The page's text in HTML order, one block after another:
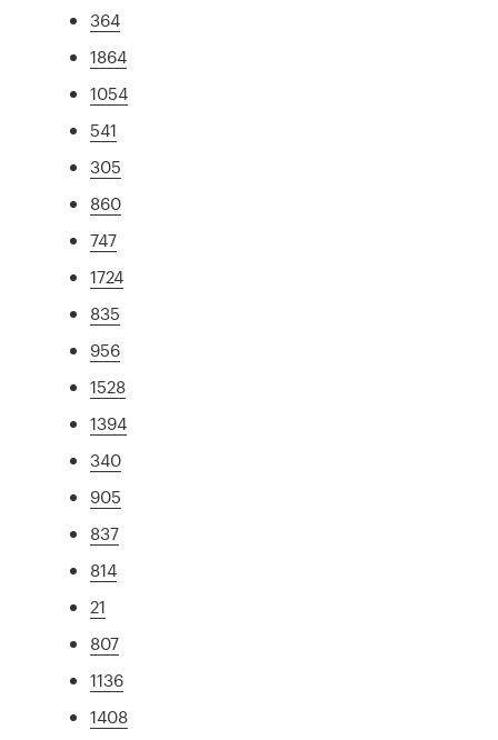
364
1864
1054
541
305
860
747
1724
835
956
1528
1394
340
905
837
814
21
807
1136
1408